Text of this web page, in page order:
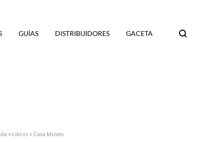
GUÍAS DISTRIBUIDORES GACETA Search
» Libros» Casa Museo